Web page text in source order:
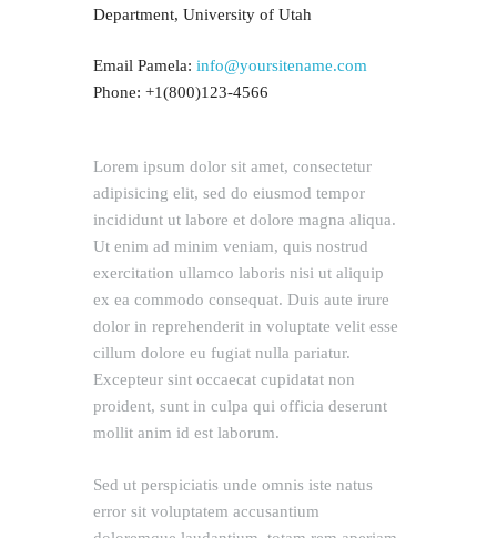
Department, University of Utah
Email Pamela: info@yoursitename.com
Phone: +1(800)123-4566
Lorem ipsum dolor sit amet, consectetur
adipisicing elit, sed do eiusmod tempor
incididunt ut labore et dolore magna aliqua.
Ut enim ad minim veniam, quis nostrud
exercitation ullamco laboris nisi ut aliquip
ex ea commodo consequat. Duis aute irure
dolor in reprehenderit in voluptate velit esse
cillum dolore eu fugiat nulla pariatur.
Excepteur sint occaecat cupidatat non
proident, sunt in culpa qui officia deserunt
mollit anim id est laborum.
Sed ut perspiciatis unde omnis iste natus
error sit voluptatem accusantium